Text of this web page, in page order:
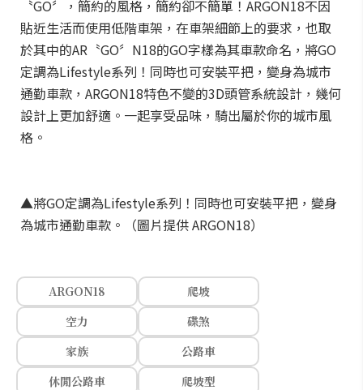
〝GO〞，簡約的風格，簡約卻不簡單！ARGON18不因
貼近生活而使用低階車架，在車架細節上的要求，也取
於其中的AR〝GO〞N18的GO字樣為其車款命名，將GO
定調為Lifestyle系列！同時也可安裝平把，變身為城市
通勤車款，ARGON18特色不變的3D頭管系統設計，幾何
設計上更加舒適。一起享受品味，騎出屬於你的城市風
格。
▲將GO定調為Lifestyle系列！同時也可安裝平把，變身
為城市通勤車款。（圖片提供 ARGON18）
ARGON18
爬坡
空力
碟煞
家族
公路車
休閒公路車
爬坡型